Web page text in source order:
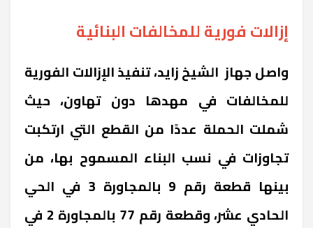
إزالات فورية للمخالفات البنائية
واصل جهاز الشيخ زايد، تنفيذ الإزالات الفورية
للمخالفات في مهدها دون تهاون، حيث
شملت الحملة عددًا من القطع التي ارتكبت
تجاوزات في نسب البناء المسموح بها، من
بينها قطعة رقم 9 بالمجاورة 3 في الحي
الحادي عشر، وقطعة رقم 77 بالمجاورة 2 في